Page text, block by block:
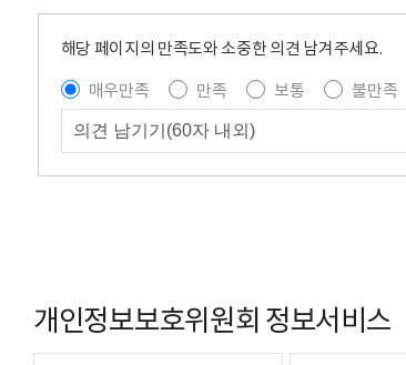
해당 페이지의 만족도와 소중한 의견 남겨주세요.
매우만족
만족 보통 불만족
개인정보보호위원회 정보서비스